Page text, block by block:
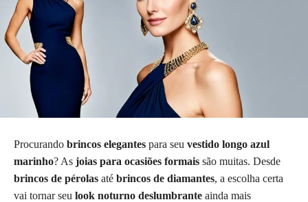
Procurando brincos elegantes para seu vestido longo azul
marinho? As joias para ocasiões formais são muitas. Desde
brincos de pérolas até brincos de diamantes, a escolha certa
vai tornar seu look noturno deslumbrante ainda mais